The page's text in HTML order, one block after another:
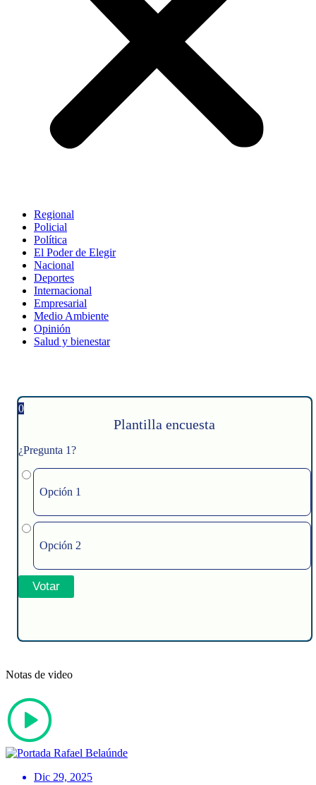
Regional
Policial
Política
El Poder de Elegir
Nacional
Deportes
Internacional
Empresarial
Medio Ambiente
Opinión
Salud y bienestar
0
Plantilla encuesta
¿Pregunta 1?
Opción 1
Opción 2
Notas de video
Dic 29, 2025